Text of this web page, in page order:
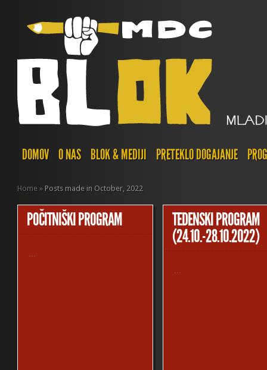
DOMOV O NAS BLOK & MEDIJI PRETEKLO DOGAJANJE
Home » Posts made in October, 2022
POČITNIŠKI PROGRAM TEDENSKI PROGRAM
(24.10.-28.10.2022)